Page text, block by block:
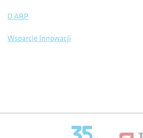
O ARP
Wsparcie innowacji